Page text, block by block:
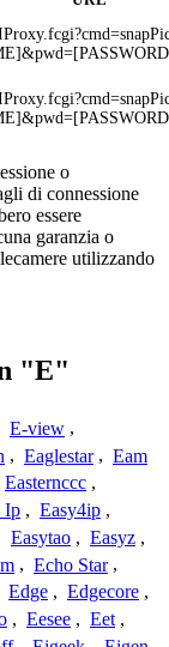
o
di connessione
essere
garanzia o
utilizzando
"E"
E-view ,
, Eaglestar , Eam
Easternccc ,
Ip , Easy4ip ,
Easytao , Easyz ,
, Echo Star ,
Edge , Edgecore ,
, Eesee , Eet ,